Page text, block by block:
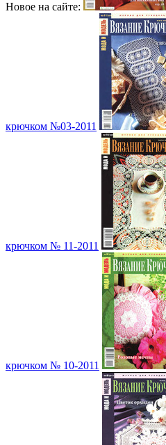
Новое на сайте:
крючком №03-2011
крючком № 11-2011
крючком № 10-2011